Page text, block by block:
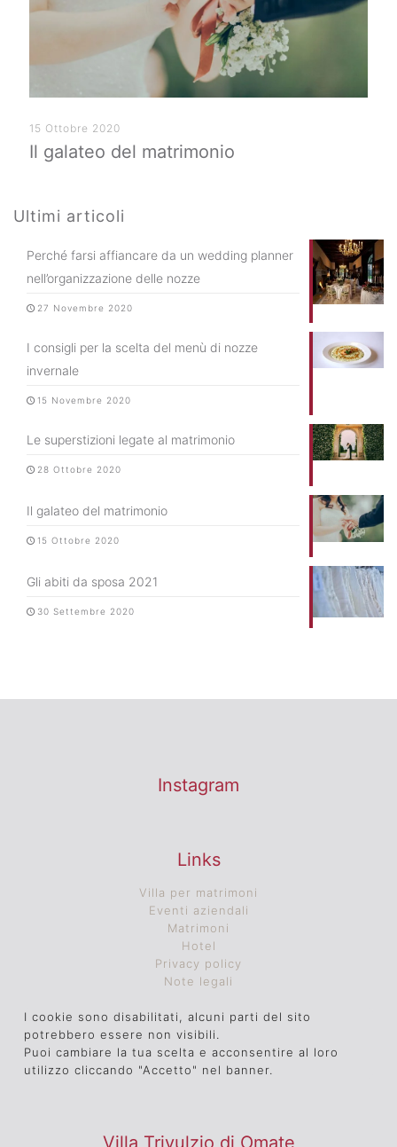
15 Ottobre 2020
Il galateo del matrimonio
Ultimi articoli
Perché farsi affiancare da un wedding planner
nell’organizzazione delle nozze
27 Novembre 2020
I consigli per la scelta del menù di nozze
invernale
15 Novembre 2020
Le superstizioni legate al matrimonio
28 Ottobre 2020
Il galateo del matrimonio
15 Ottobre 2020
Gli abiti da sposa 2021
30 Settembre 2020
Instagram
Links
Villa per matrimoni
Eventi aziendali
Matrimoni
Hotel
Privacy policy
Note legali
I cookie sono disabilitati, alcuni parti del sito
potrebbero essere non visibili.
Puoi cambiare la tua scelta e acconsentire al loro
utilizzo cliccando "Accetto" nel banner.
Villa Trivulzio di Omate